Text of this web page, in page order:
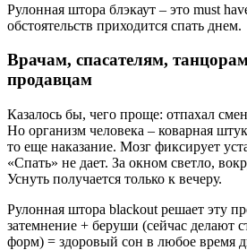
Рулонная штора блэкаут – это must
обстоятельств приходится спать днем.
Врачам, спасателям,
продавцам
Казалось бы, чего проще: отпахал
Но организм человека – коварная
то еще наказание. Мозг фиксирует
«Спать» не дает. За окном светло,
Уснуть получается только к вечеру.
Рулонная штора blackout решает эту
затемнение + беруши (сейчас делают
форм) = здоровый сон в любое время